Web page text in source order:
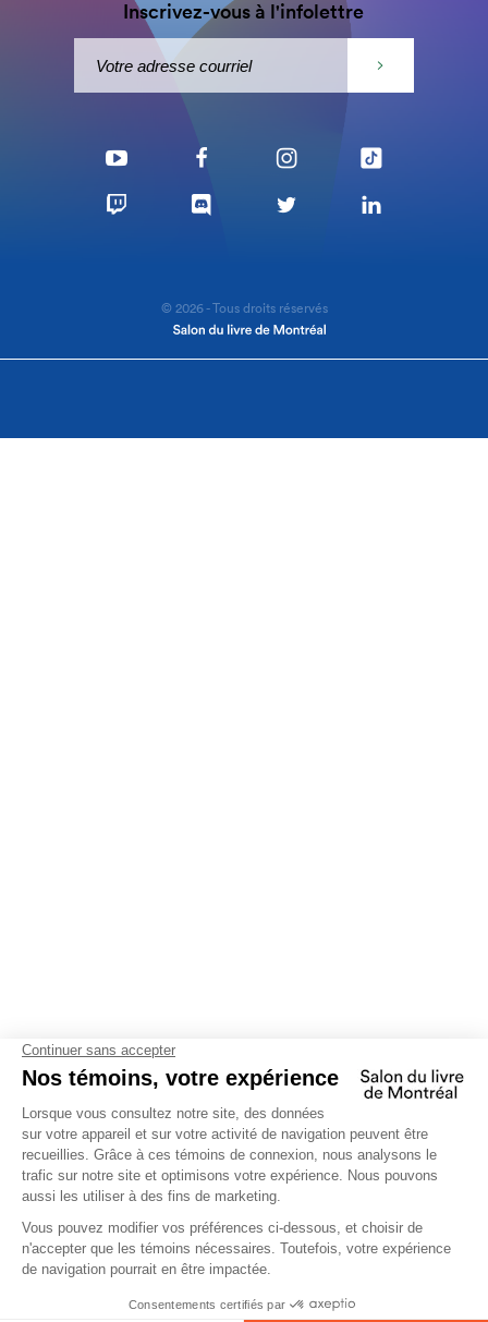
Inscrivez-vous à l'infolettre
© 2026 - Tous droits réservés